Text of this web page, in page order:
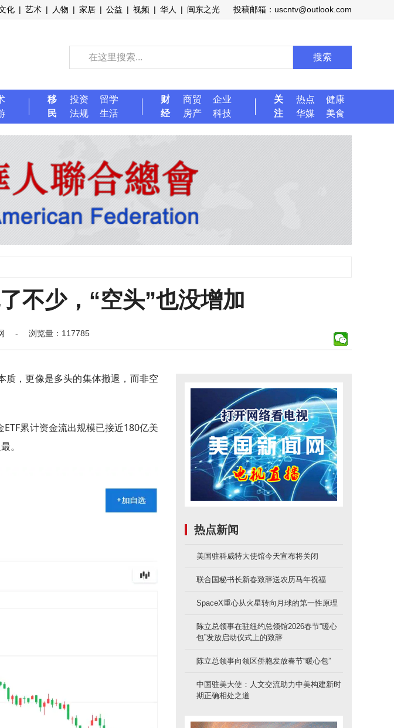
化 | 艺术 | 人物 | 家居 | 公益 | 视频 | 华人 | 闽东之光 投稿邮箱：uscntv@outlook.com
搜索
移
民
投资
留学
法规
生活
财
经
商贸
企业
房产
科技
关
注
热点
健康
华媒
美食
不少，“空头”也没增加
网 - 浏览量：117785
，更像是多头的集体撤退，而非空
累计资金流出规模已接近180亿美
。
热点新闻
美国驻科威特大使馆今天宣布将关闭
联合国秘书长新春致辞送农历马年祝福
SpaceX重心从火星转向月球的第一性原理
陈立总领事在驻纽约总领馆2026春节“暖心
包”发放启动仪式上的致辞
陈立总领事向领区侨胞发放春节“暖心包”
中国驻美大使：人文交流助力中美构建新时
期正确相处之道